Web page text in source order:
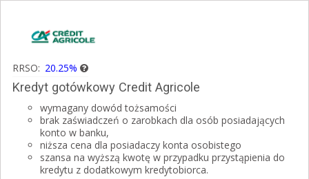
RRSO: 20.25%
Kredyt gotówkowy Credit Agricole
wymagany dowód tożsamości
brak zaświadczeń o zarobkach dla osób posiadających
konto w banku,
niższa cena dla posiadaczy konta osobistego
szansa na wyższą kwotę w przypadku przystąpienia do
kredytu z dodatkowym kredytobiorca.